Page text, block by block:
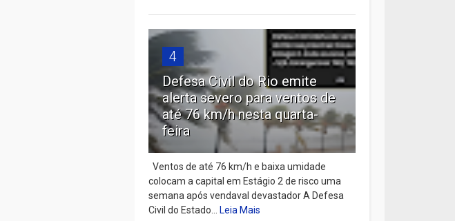
4
Defesa Civil do Rio emite
alerta severo para ventos de
até 76 km/h nesta quarta-
feira
Ventos de até 76 km/h e baixa umidade
colocam a capital em Estágio 2 de risco uma
semana após vendaval devastador A Defesa
Civil do Estado...Leia Mais